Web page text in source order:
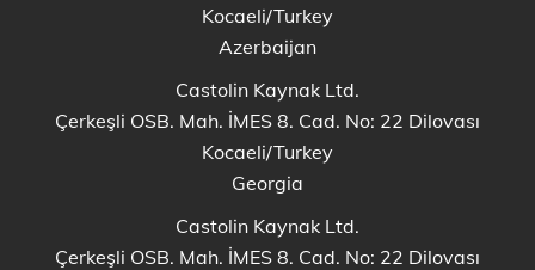
Kocaeli/Turkey
Azerbaijan
Castolin Kaynak Ltd.
Çerkeşli OSB. Mah. İMES 8. Cad. No: 22 Dilovası
Kocaeli/Turkey
Georgia
Castolin Kaynak Ltd.
Çerkeşli OSB. Mah. İMES 8. Cad. No: 22 Dilovası